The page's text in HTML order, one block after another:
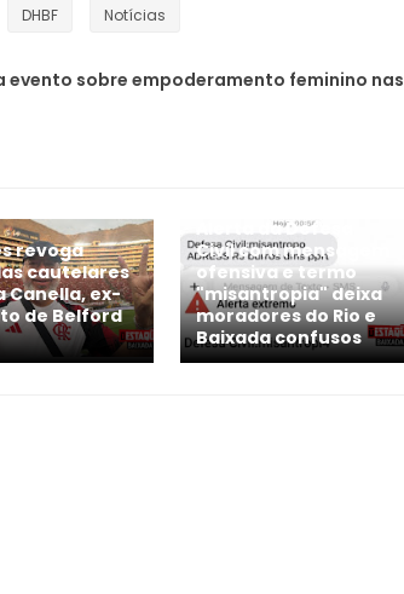
DHBF Notícias
evento sobre empoderamento feminino nas
revoga
cautelares
Canella, ex-
de Belford
Alerta da Defesa
Civil com mensagem
ofensiva e termo
"misantropia" deixa
moradores do Rio e
Baixada confusos